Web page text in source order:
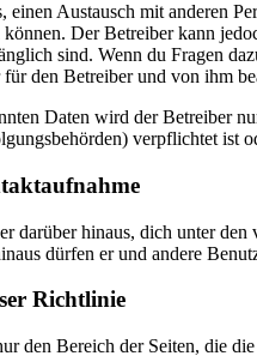
einen Austausch mit anderen
Der Betreiber kann
sind. Wenn du Fragen
den Betreiber und von ihm
Daten wird der Betreiber
verpflichtet ist
darüber hinaus, dich unter
dürfen er und andere
Richtlinie
den Bereich der Seiten, die